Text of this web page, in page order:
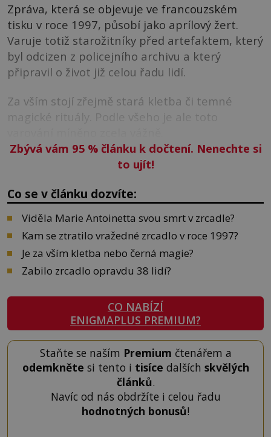
Zpráva, která se objevuje ve francouzském
tisku v roce 1997, působí jako aprílový žert.
Varuje totiž starožitníky před artefaktem, který
byl odcizen z policejního archivu a který
připravil o život již celou řadu lidí.
Za vším stojí zřejmě stará kletba či temné
magické rituály. Podle všeho je ale toto
Zbývá vám 95 %článku k dočtení. Nenechte si
to ujít!
Co se v článku dozvíte:
Viděla Marie Antoinetta svou smrt v zrcadle?
Kam se ztratilo vražedné zrcadlo v roce 1997?
Je za vším kletba nebo černá magie?
Zabilo zrcadlo opravdu 38 lidí?
CO NABÍZÍ
ENIGMAPLUS PREMIUM?
Staňte se naším Premium čtenářem a
odemkněte si tento i tisíce dalších skvělých
článků.
Navíc od nás obdržíte i celou řadu
hodnotných bonusů!